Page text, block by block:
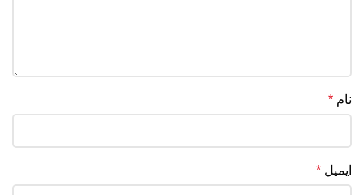
نام *
ایمیل *